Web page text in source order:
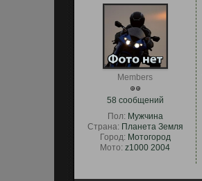
Members
58 сообщений
Пол: Мужчина
Страна: Планета Земля
Город: Мотогород
Мото: z1000 2004